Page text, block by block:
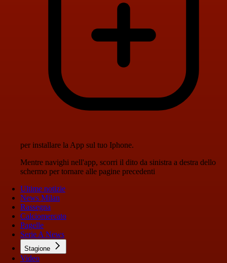
per installare la App sul tuo Iphone.
Mentre navighi nell'app, scorri il dito da sinistra a destra dello
schermo per tornare alle pagine precedenti
Ultime notizie
News Milan
Rassegna
Calciomercato
Pagelle
Serie A News
Stagione
Video